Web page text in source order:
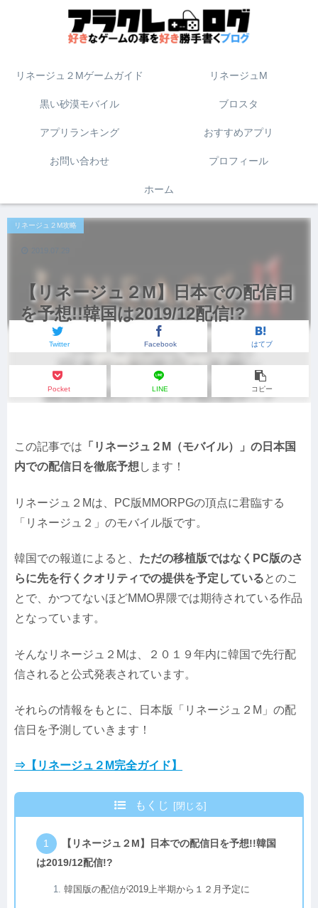
リネージュ２Mゲームガイド リネージュM
黒い砂漠モバイル ブロスタ
アプリランキング おすすめアプリ
お問い合わせ プロフィール
ホーム
【リネージュ２M】日本での配信日
を予想!!韓国は2019/12配信!?
リネージュ２M攻略
Twitter Facebook はてブ
Pocket LINE コピー
この記事では 「リネージュ２M（モバイル）」の日本国
内での配信日を徹底予想 します！
リネージュ２Mは、PC版MMORPGの頂点に君臨する
「リネージュ２」のモバイル版です。
韓国での報道によると、 ただの移植版ではなくPC版のさ
らに先を行くクオリティでの提供を予定しているとのこ
とで、かつてないほどMMO界隈では期待されている作品
となっています。
そんなリネージュ２Mは、２０１９年内に韓国で先行配
信されると公式発表されています。
それらの情報をもとに、日本版「リネージュ２M」の配
信日を予測していきます！
⇒【リネージュ２M完全ガイド】
もくじ
【リネージュ２M】日本での配信日を予想!!韓国
は2019/12配信!?
韓国版の配信が2019上半期から１２月予定に